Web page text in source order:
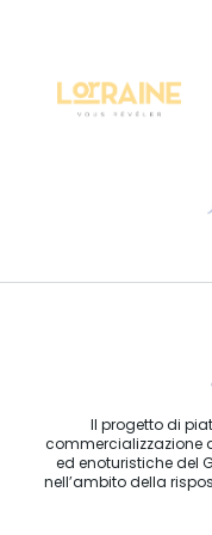
Il progetto di
commercializzazione
ed enoturistiche del
nell’ambito della